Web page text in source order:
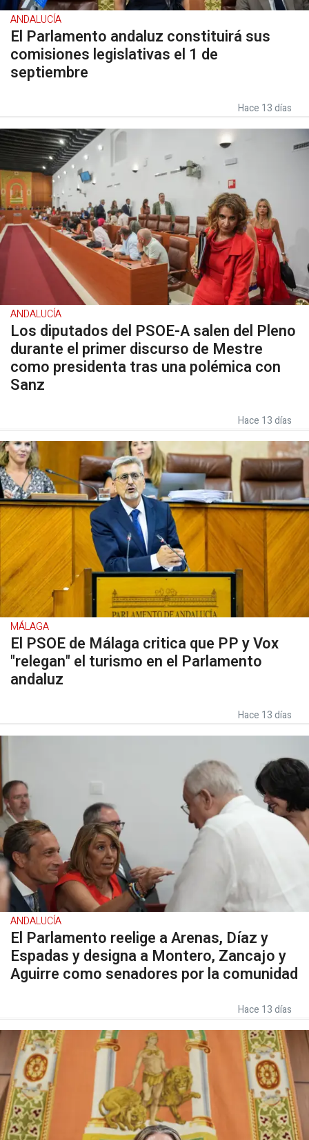
ANDALUCÍA
El Parlamento andaluz constituirá sus
comisiones legislativas el 1 de
septiembre
Hace 13 días
ANDALUCÍA
Los diputados del PSOE-A salen del Pleno
durante el primer discurso de Mestre
como presidenta tras una polémica con
Sanz
Hace 13 días
MÁLAGA
El PSOE de Málaga critica que PP y Vox
"relegan" el turismo en el Parlamento
andaluz
Hace 13 días
ANDALUCÍA
El Parlamento reelige a Arenas, Díaz y
Espadas y designa a Montero, Zancajo y
Aguirre como senadores por la comunidad
Hace 13 días